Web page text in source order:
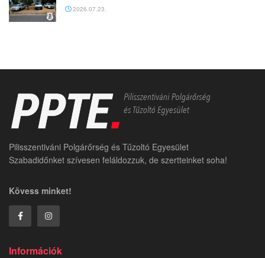
2026.07.23.
Pilisszentiváni Polgárőrség és Tűzoltó Egyesület
Szabadidőnket szívesen feláldozzuk, de szertteinket soha!
Kövess minket!
Információk